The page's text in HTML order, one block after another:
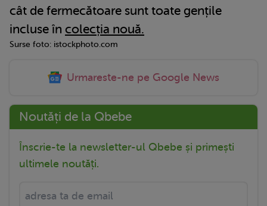
cât de fermecătoare sunt toate gențile
incluse în colecția nouă.
Surse foto: istockphoto.com
Urmareste-ne pe Google News
Noutăți de la Qbebe
Înscrie-te la newsletter-ul Qbebe și primești
ultimele noutăți.